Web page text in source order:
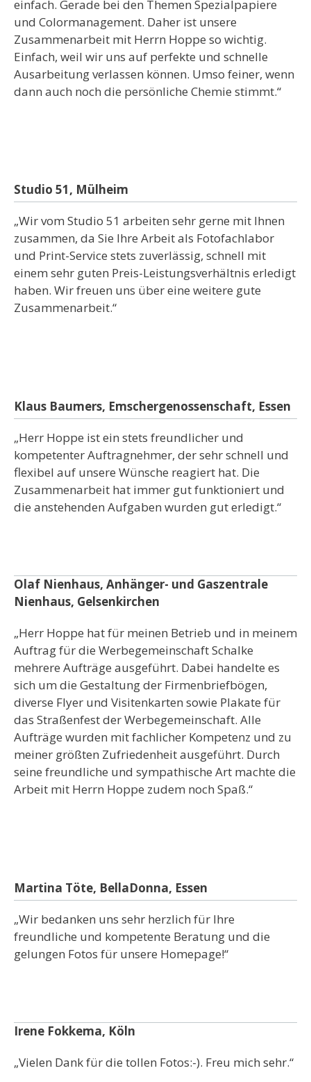
einfach. Gerade bei den Themen Spezialpapiere
und Colormanagement. Daher ist unsere
Zusammenarbeit mit Herrn Hoppe so wichtig.
Einfach, weil wir uns auf perfekte und schnelle
Ausarbeitung verlassen können. Umso feiner, wenn
dann auch noch die persönliche Chemie stimmt.“
Studio 51, Mülheim
„Wir vom Studio 51 arbeiten sehr gerne mit Ihnen
zusammen, da Sie Ihre Arbeit als Fotofachlabor
und Print-Service stets zuverlässig, schnell mit
einem sehr guten Preis-Leistungsverhältnis erledigt
haben. Wir freuen uns über eine weitere gute
Zusammenarbeit.“
Klaus Baumers, Emschergenossenschaft, Essen
„Herr Hoppe ist ein stets freundlicher und
kompetenter Auftragnehmer, der sehr schnell und
flexibel auf unsere Wünsche reagiert hat. Die
Zusammenarbeit hat immer gut funktioniert und
die anstehenden Aufgaben wurden gut erledigt.“
Olaf Nienhaus, Anhänger- und Gaszentrale
Nienhaus, Gelsenkirchen
„Herr Hoppe hat für meinen Betrieb und in meinem
Auftrag für die Werbegemeinschaft Schalke
mehrere Aufträge ausgeführt. Dabei handelte es
sich um die Gestaltung der Firmenbriefbögen,
diverse Flyer und Visitenkarten sowie Plakate für
das Straßenfest der Werbegemeinschaft. Alle
Aufträge wurden mit fachlicher Kompetenz und zu
meiner größten Zufriedenheit ausgeführt. Durch
seine freundliche und sympathische Art machte die
Arbeit mit Herrn Hoppe zudem noch Spaß.“
Martina Töte, BellaDonna, Essen
„Wir bedanken uns sehr herzlich für Ihre
freundliche und kompetente Beratung und die
gelungen Fotos für unsere Homepage!“
Irene Fokkema, Köln
„Vielen Dank für die tollen Fotos:-). Freu mich sehr.“